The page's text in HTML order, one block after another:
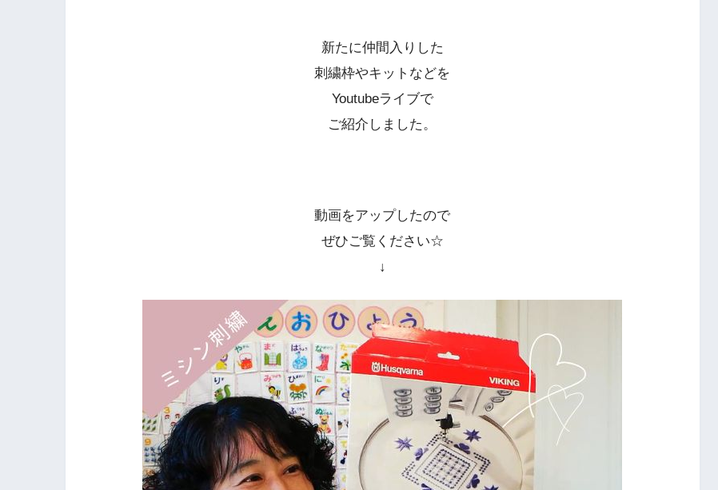
新たに仲間入りした
刺繍枠やキットなどを
Youtubeライブで
ご紹介しました。
動画をアップしたので
ぜひご覧ください☆
↓